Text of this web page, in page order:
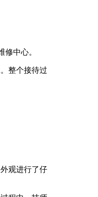
中心。
整个接待过
观进行了仔